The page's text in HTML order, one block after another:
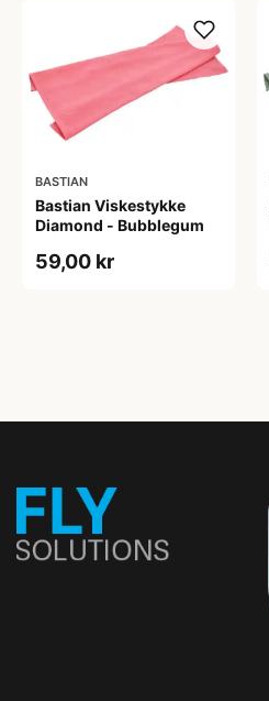
BASTIAN
Bastian Viskestykke
Diamond - Bubblegum
59,00 kr